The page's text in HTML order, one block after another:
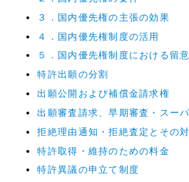
３．国内優先権の主張の効果
４．国内優先権制度の活用
５．国内優先権制度における留
特許出願の分割
出願公開および補償金請求権
出願審査請求、早期審査・スー
拒絶理由通知・拒絶査定とその
特許取得・維持のための料金
特許異議の申立て制度